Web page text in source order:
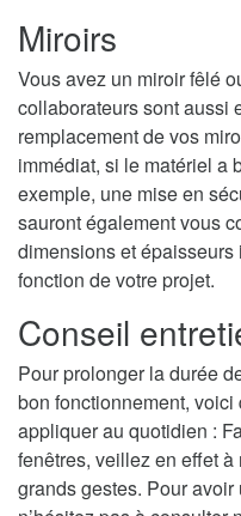
Miroirs
Vous avez un miroir fêlé
collaborateurs sont aussi
remplacement de vos
immédiat, si le matériel a
exemple, une mise en
sauront également vous
dimensions et
fonction de votre projet.
Conseil
Pour prolonger la durée
bon fonctionnement,
appliquer au quotidien :
fenêtres, veillez en effet
grands gestes. Pour avoir